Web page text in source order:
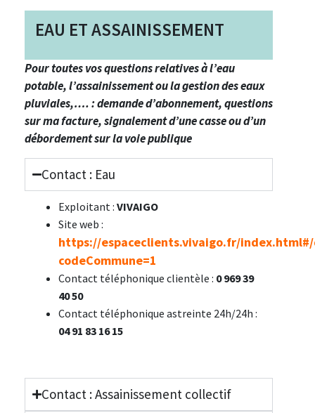
EAU ET ASSAINISSEMENT
Pour toutes vos questions relatives à l’eau
potable, l’assainissement ou la gestion des eaux
pluviales,…. : demande d’abonnement, questions
sur ma facture, signalement d’une casse ou d’un
débordement sur la voie publique
Contact : Eau
Exploitant :VIVAIGO
Site web :
https://espaceclients.vivaigo.fr/
codeCommune=1
Contact téléphonique clientèle : 0 969 39
40 50
Contact téléphonique astreinte 24h/24h :
04 91 83 16 15
Contact : Assainissement collectif